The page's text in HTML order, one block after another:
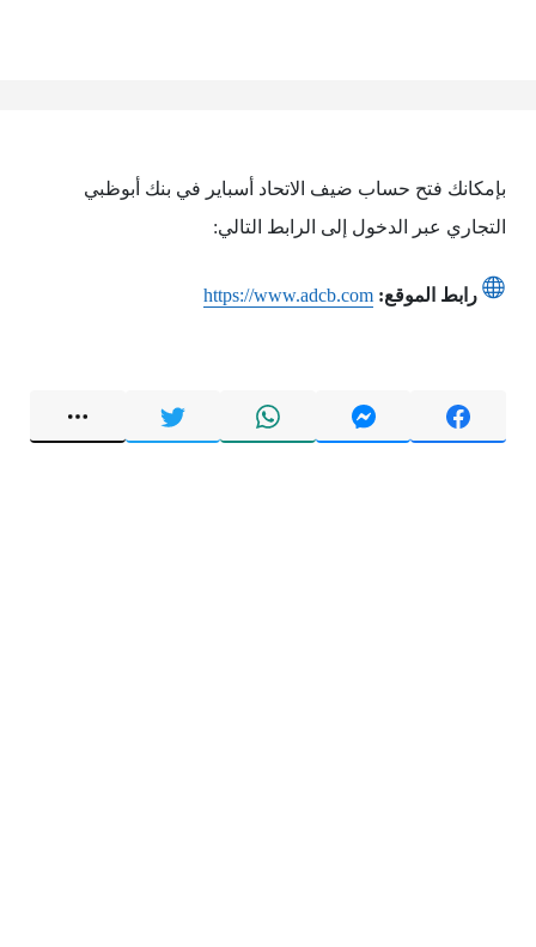
بإمكانك فتح حساب ضيف الاتحاد أسباير في بنك أبوظبي
التجاري عبر الدخول إلى الرابط التالي:
رابط الموقع: https://www.adcb.com